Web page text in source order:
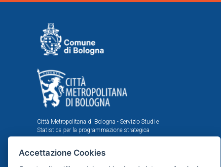
Città Metropolitana di Bologna - Servizio Studi e
Statistica per la programmazione strategica
Presidio sistemi di controllo interni, U.I. Ufficio Comunale
Accettazione Cookies